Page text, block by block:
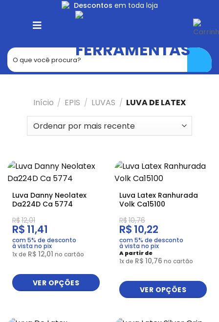
Descontos em toda loja
Início / EPIS / LUVAS / LUVA DE LATEX
Luva Danny Neolatex
Da224D Ca 5774
1x de R$ 12,01 no cartão
R$12,01
R$ 11,41
com 5% de desconto
à vista no pix
VER OPÇÕES
Luva Latex Ranhurada
Volk Ca15100
A partir de
1x de R$ 10,76 no cartão
R$10,76
R$ 10,22
com 5% de desconto
à vista no pix
VER OPÇÕES